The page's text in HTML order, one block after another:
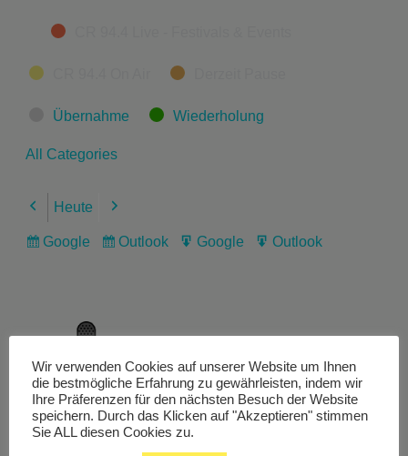
Categories
Übernahme Wiederholung
All Categories
Previous
Heute Next
Subscribe
Google
Subscribe
Outlook
Export
Google
Export
Outlook
Livestream
Studiochat
Wir verwenden Cookies auf unserer Website um Ihnen
die bestmögliche Erfahrung zu gewährleisten, indem wir
Ihre Präferenzen für den nächsten Besuch der Website
speichern. Durch das Klicken auf "Akzeptieren" stimmen
Sie ALL diesen Cookies zu.